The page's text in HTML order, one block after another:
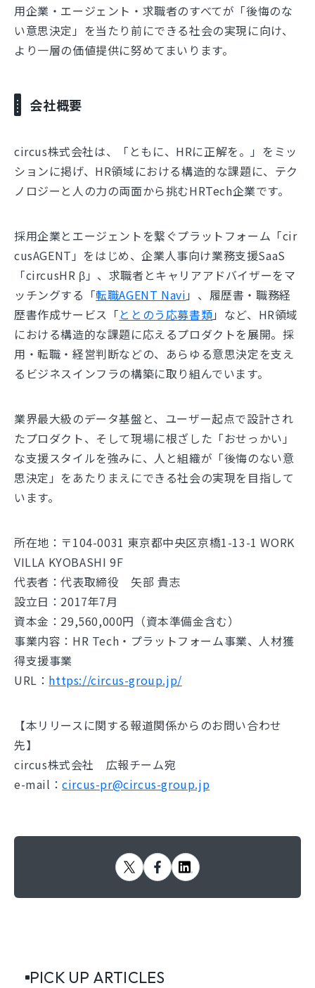
用企業・エージェント・求職者のすべてが「後悔のな
い意思決定」を当たり前にできる社会の実現に向け、
より一層の価値提供に努めてまいります。
会社概要
circus株式会社は、「ともに、HRに正解を。」をミッ
ションに掲げ、HR領域における構造的な課題に、テク
ノロジーと人の力の両面から挑むHRTech企業です。
採用企業とエージェントを繋ぐプラットフォーム「cir
cusAGENT」をはじめ、企業人事向け業務支援SaaS
「circusHR β」、求職者とキャリアアドバイザーをマ
ッチングする「転職AGENT Navi 」、履歴書・職務経
歴書作成サービス「ととのう応募書類」など、HR領域
における構造的な課題に応えるプロダクトを展開。採
用・転職・経営判断などの、あらゆる意思決定を支え
るビジネスインフラの構築に取り組んでいます。
業界最大級のデータ基盤と、ユーザー起点で設計され
たプロダクト、そして現場に根ざした「おせっかい」
な支援スタイルを強みに、人と組織が「後悔のない意
思決定」をあたりまえにできる社会の実現を目指して
います。
所在地：〒104-0031 東京都中央区京橋1-13-1 WORK
VILLA KYOBASHI 9F
代表者：代表取締役 矢部 貴志
設立日：2017年7月
資本金：29,560,000円（資本準備金含む）
事業内容：HR Tech・プラットフォーム事業、人材獲
得支援事業
URL： https://circus-group.jp/
【本リリースに関する報道関係からのお問い合わせ
先】
circus株式会社 広報チーム宛
e-mail：circus-pr@circus-group.jp
PICK UP ARTICLES